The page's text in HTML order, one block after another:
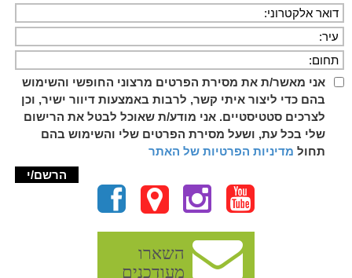
אני מאשר/ת את מסירת הפרטים מרצוני החופשי והשימוש
בהם כדי ליצור איתי קשר, לרבות באמצעות דיוור ישיר, וכן
לצרכים סטטיסטיים. אני מודע/ת שאוכל לבטל את הרישום
שלי בכל עת, ושעל מסירת הפרטים שלי והשימוש בהם
תחול מדיניות הפרטיות של האתר
השארו
מעודכנים